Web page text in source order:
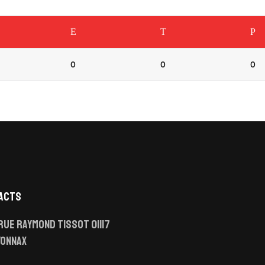
E T P
0 0 0
Raymond Tissot 01117